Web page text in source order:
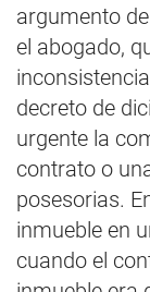
argumento
el abogado,
decreto de
urgente la
contrato o
posesorias.
inmueble en
cuando el